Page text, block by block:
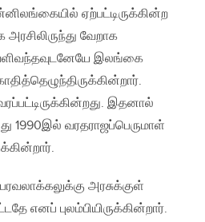
ஏற்பட்டிருக்கின்ற
வேறாக
இலங்கை
இதனால்
1990இல் வரதராஜப்பெருமாள்
அரசுக்குள்
எனப் புலம்பியிருக்கின்றார்.